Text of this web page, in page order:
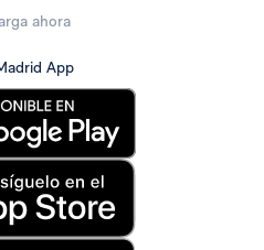
ahora
App